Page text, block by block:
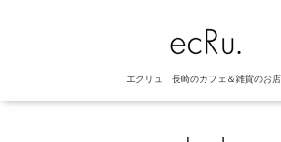
エクリュ 長崎のカフェ＆雑貨のお店